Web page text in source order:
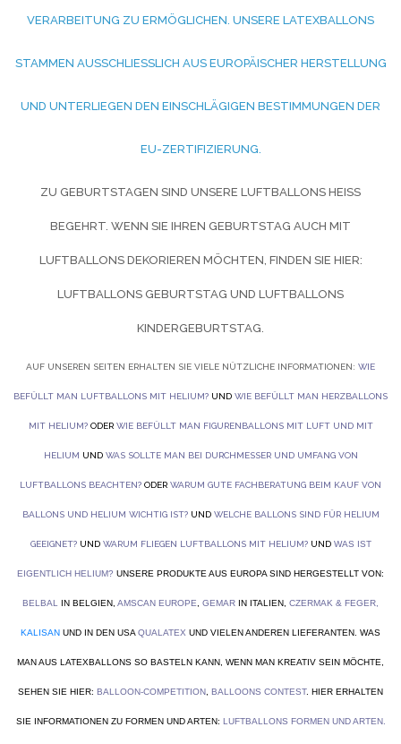
ERARBEITUNG ZU ERMÖGLICHEN. UNSERE LATEXBALLONS S
TAMMEN AUSSCHLIESSLICH AUS EUROPÄISCHER HERSTELLUNG UN
D UNTERLIEGEN DEN EINSCHLÄGIGEN BESTIMMUNGEN DER EU
-ZERTIFIZIERUNG.
ZU GEBURTSTAGEN SIND UNSERE LUFTBALLONS HEISS B
EGEHRT. WENN SIE IHREN GEBURTSTAG AUCH MIT L
UFTBALLONS DEKORIEREN MÖCHTEN, FINDEN SIE HIER:
LUFTBALLONS GEBURTSTAG UND LUFTBALLONS
KINDERGEBURTSTAG.
AUF UNSEREN SEITEN ERHALTEN SIE VIELE NÜTZLICHE INFORMATIONEN: WIE
BEFÜLLT MAN LUFTBALLONS MIT HELIUM? UND WIE BEFÜLLT MAN HERZBALLONS
MIT HELIUM?ODER WIE BEFÜLLT MAN FIGURENBALLONS MIT LUFT UND MIT
HELIUM UND WAS SOLLTE MAN BEI DURCHMESSER UND UMFANG VON
LUFTBALLONS BEACHTEN? ODER WARUM GUTE FACHBERATUNG BEIM KAUF VON
BALLONS UND HELIUM WICHTIG IST?UND WELCHE BALLONS SIND FÜR HELIUM
GEEIGNET?UND WARUM FLIEGEN LUFTBALLONS MIT HELIUM?UND WAS IST
EIGENTLICH HELIUM? UNSERE PRODUKTE AUS EUROPA SIND HERGESTELLT VON:
BELBAL IN BELGIEN, AMSCAN EUROPE GEMAR IN ITALIEN, CZERMAK & FEGER
KALISAN UND IN DEN USA QUALATEX UND VIELEN ANDEREN LIEFERANTEN. WAS
MAN AUS LATEXBALLONS SO BASTELN KANN, WENN MAN KREATIV SEIN MÖCHTE,
SEHEN SIE HIER: BALLOON-COMPETITION BALLOONS CONTEST. HIER ERHALTEN
SIE INFORMATIONEN ZU FORMEN UND ARTEN: LUFTBALLONS FORMEN UND ARTEN.